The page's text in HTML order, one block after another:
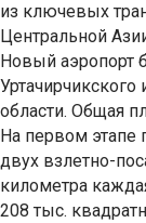
из ключевых
Центральной
Новый аэропорт
области. Общая
На первом этапе
двух взлетно-
километра
208 тыс.